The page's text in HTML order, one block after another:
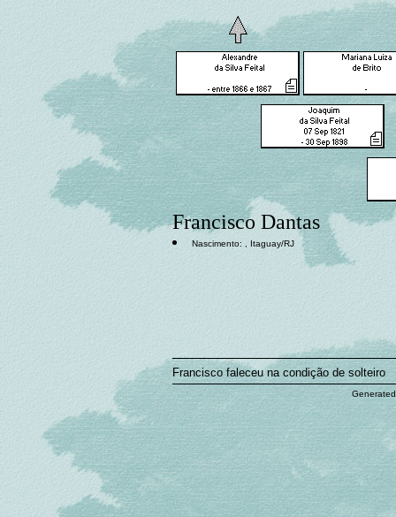
Francisco Dantas
Nascimento: , Itaguay/RJ
Francisco faleceu na condição de solteiro